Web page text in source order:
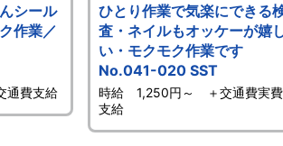
シール
作業／
通費支給
ひとり作業で気楽にできる
査・ネイルもオッケーが嬉
い・モクモク作業です
No.041-020 SST
時給 1,250円～ ＋交通費実費
支給